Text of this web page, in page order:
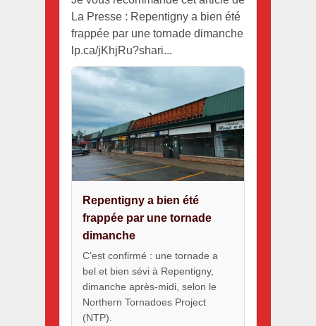
La Presse : Repentigny a bien été
frappée par une tornade dimanche
lp.ca/jKhjRu?shari...
Repentigny a bien été
frappée par une tornade
dimanche
C’est confirmé : une tornade a
bel et bien sévi à Repentigny,
dimanche après-midi, selon le
Northern Tornadoes Project
(NTP).